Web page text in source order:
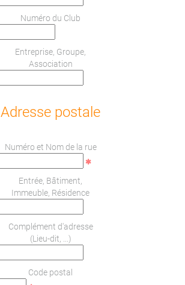
Numéro du Club
Entreprise, Groupe,
Association
Adresse postale
Numéro et Nom de la rue
Entrée, Bâtiment,
Immeuble, Résidence
Complément d'adresse
(Lieu-dit, ...)
Code postal